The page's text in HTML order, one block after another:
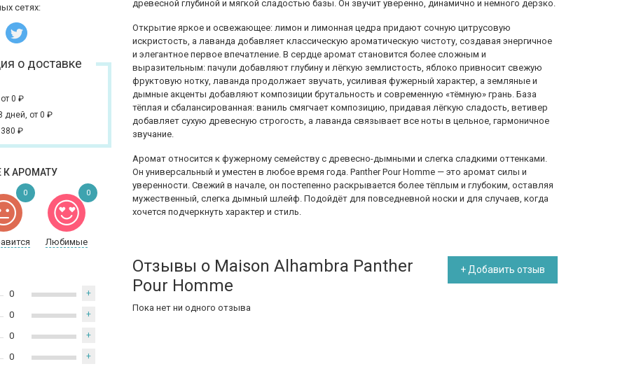
сетях:
о доставке
от 0 ₽
дней, от 0 ₽
380 ₽
АРОМАТУ
Любимые
0 0
0 +
0 +
0 +
0 +
древесной глубиной и мягкой сладостью базы. Он звучит уверенно, динамично и немного дерзко.
Открытие яркое и освежающее: лимон и лимонная цедра придают сочную цитрусовую
искристость, а лаванда добавляет классическую ароматическую чистоту, создавая энергичное
и элегантное первое впечатление. В сердце аромат становится более сложным и
выразительным: пачули добавляют глубину и лёгкую землистость, яблоко привносит свежую
фруктовую нотку, лаванда продолжает звучать, усиливая фужерный характер, а земляные и
дымные акценты добавляют композиции брутальность и современную «тёмную» грань. База
тёплая и сбалансированная: ваниль смягчает композицию, придавая лёгкую сладость, ветивер
добавляет сухую древесную строгость, а лаванда связывает все ноты в цельное, гармоничное
звучание.
Аромат относится к фужерному семейству с древесно-дымными и слегка сладкими оттенками.
Он универсальный и уместен в любое время года. Panther Pour Homme — это аромат силы и
уверенности. Свежий в начале, он постепенно раскрывается более тёплым и глубоким, оставляя
мужественный, слегка дымный шлейф. Подойдёт для повседневной носки и для случаев, когда
хочется подчеркнуть характер и стиль.
Отзывы о Maison Alhambra Panther
Pour Homme
+ Добавить отзыв
Пока нет ни одного отзыва